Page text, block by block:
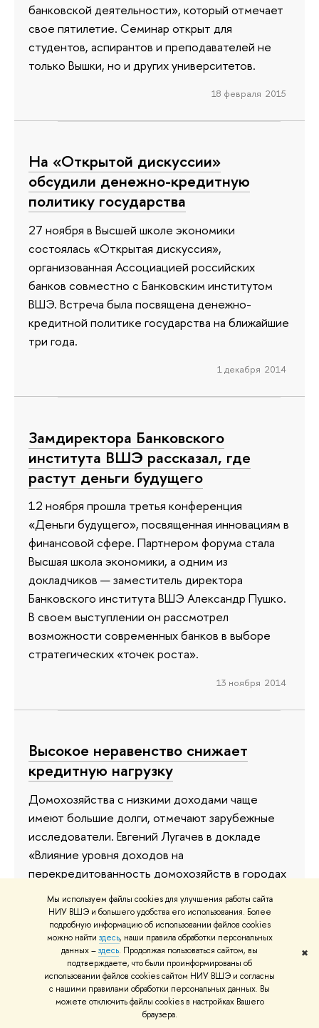
Мы используем файлы cookies для улучшения работы сайта
НИУ ВШЭ и большего удобства его использования. Более
подробную информацию об использовании файлов cookies
можно найти здесь, наши правила обработки персональных
данных –здесь. Продолжая пользоваться сайтом, вы
подтверждаете, что были проинформированы об
использовании файлов cookies сайтом НИУ ВШЭ и согласны
с нашими правилами обработки персональных данных. Вы
можете отключить файлы cookies в настройках Вашего
браузера.
✖
банковской деятельности», который отмечает
свое пятилетие. Семинар открыт для
студентов, аспирантов и преподавателей не
только Вышки, но и других университетов.
18 февраля 2015
На «Открытой дискуссии»
обсудили денежно-кредитную
политику государства
27 ноября в Высшей школе экономики
состоялась «Открытая дискуссия»,
организованная Ассоциацией российских
банков совместно с Банковским институтом
ВШЭ. Встреча была посвящена денежно-
кредитной политике государства на ближайшие
три года.
1 декабря 2014
Замдиректора Банковского
института ВШЭ рассказал, где
растут деньги будущего
12 ноября прошла третья конференция
«Деньги будущего», посвященная инновациям в
финансовой сфере. Партнером форума стала
Высшая школа экономики, а одним из
докладчиков — заместитель директора
Банковского института ВШЭ Александр Пушко.
В своем выступлении он рассмотрел
возможности современных банков в выборе
стратегических «точек роста».
13 ноября 2014
Высокое неравенство снижает
кредитную нагрузку
Домохозяйства с низкими доходами чаще
имеют большие долги, отмечают зарубежные
исследователи. Евгений Лугачев в докладе
«Влияние уровня доходов на
перекредитованность домохозяйств в городах
России», представленном на XV Апрельской
международной научной конференции
«Модернизация экономики и общества» в НИУ
ВШЭ, попытался установить связь между
неравенством доходов российских
домохозяйств и их кредитной нагрузкой.